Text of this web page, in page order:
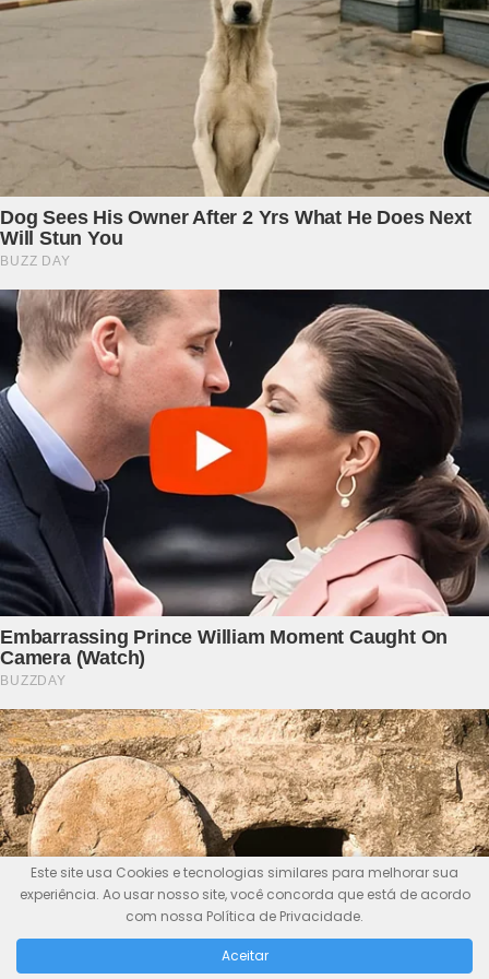
Este site usa Cookies e tecnologias similares para melhorar sua
experiência. Ao usar nosso site, você concorda que está de acordo
com nossa Política de Privacidade.
Aceitar